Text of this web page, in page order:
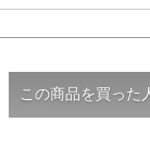
この商品を買った